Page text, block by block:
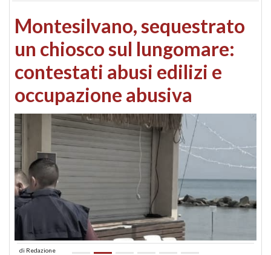
Montesilvano, sequestrato
un chiosco sul lungomare:
contestati abusi edilizi e
occupazione abusiva
di Redazione